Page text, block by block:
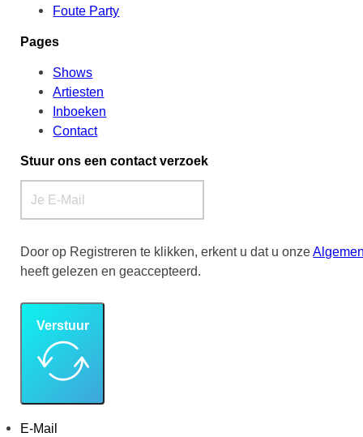
Foute Party
Pages
Shows
Artiesten
Inboeken
Contact
Stuur ons een contact verzoek
Door op Registreren te klikken, erkent u dat u onze
heeft gelezen en geaccepteerd.
Verstuur
E-Mail